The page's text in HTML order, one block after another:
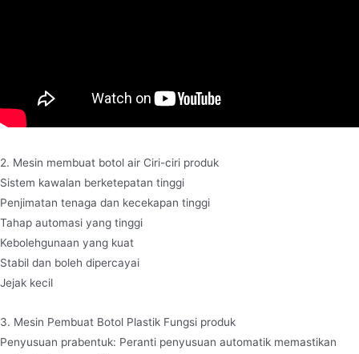
2. Mesin membuat botol air Ciri-ciri produk
Sistem kawalan berketepatan tinggi
Penjimatan tenaga dan kecekapan tinggi
Tahap automasi yang tinggi
Kebolehgunaan yang kuat
Stabil dan boleh dipercayai
Jejak kecil
3. Mesin Pembuat Botol Plastik Fungsi produk
Penyusuan prabentuk: Peranti penyusuan automatik memastikan